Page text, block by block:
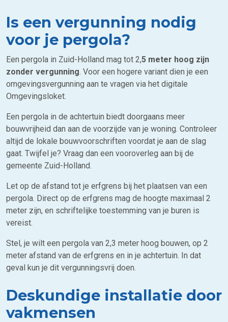
Is een vergunning nodig
voor je pergola?
Een pergola in Zuid-Holland mag tot 2,5 meter hoog zijn
zonder vergunning. Voor een hogere variant dien je een
omgevingsvergunning aan te vragen via het digitale
Omgevingsloket.
Een pergola in de achtertuin biedt doorgaans meer
bouwvrijheid dan aan de voorzijde van je woning. Controleer
altijd de lokale bouwvoorschriften voordat je aan de slag
gaat. Twijfel je? Vraag dan een vooroverleg aan bij de
gemeente Zuid-Holland.
Let op de afstand tot je erfgrens bij het plaatsen van een
pergola. Direct op de erfgrens mag de hoogte maximaal 2
meter zijn, en schriftelijke toestemming van je buren is
vereist.
Stel, je wilt een pergola van 2,3 meter hoog bouwen, op 2
meter afstand van de erfgrens en in je achtertuin. In dat
geval kun je dit vergunningsvrij doen.
Deskundige installatie door
vakmensen